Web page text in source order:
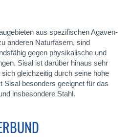
aus spezifischen Agaven-
anderen Naturfasern, sind
gegen physikalische und
Sisal ist darüber hinaus sehr
gleichzeitig durch seine hohe
Sisal besonders geeignet für das
insbesondere Stahl.